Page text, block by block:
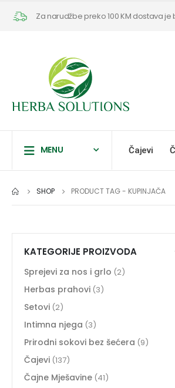
Za narudžbe preko 100 KM dostava
MENU Čajevi
SHOP PRODUCT TAG - KUPINJAČA
KATEGORIJE PROIZVODA
Sprejevi za nos i grlo (2)
Herbas prahovi (3)
Setovi (2)
Intimna njega (3)
Prirodni sokovi bez šećera (9)
Čajevi (137)
Čajne Mješavine (41)